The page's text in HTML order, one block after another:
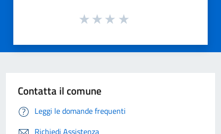
Contatta il comune
Leggi le domande frequenti